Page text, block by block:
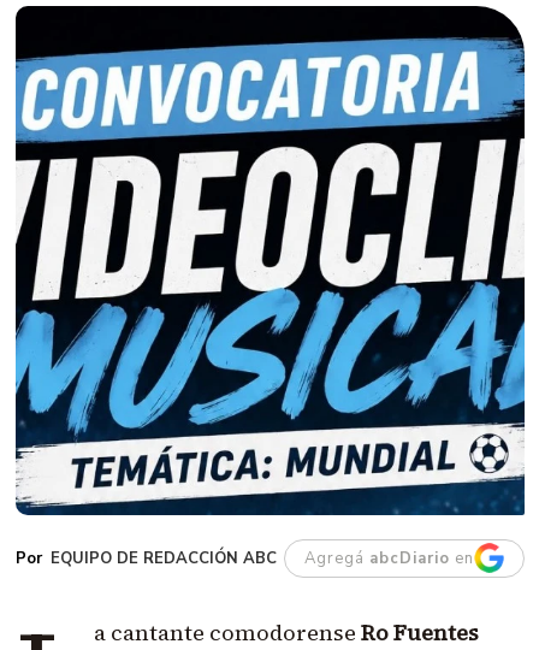
EQUIPO DE REDACCIÓN ABC Agregá abcDiario en
a cantante comodorense Ro Fuentes